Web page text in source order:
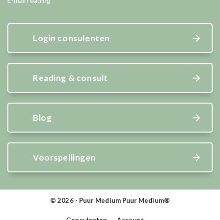
Login consulenten
Reading & consult
Blog
Voorspellingen
© 2026 - Puur Medium Puur Medium®